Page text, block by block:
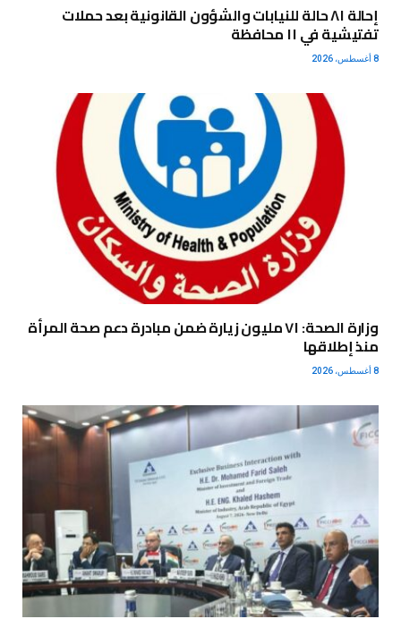
إحالة ٨١ حالة للنيابات والشؤون القانونية بعد حملات
تفتيشية في ١١ محافظة
8 أغسطس، 2026
وزارة الصحة: ٧١ مليون زيارة ضمن مبادرة دعم صحة المرأة
منذ إطلاقها
8 أغسطس، 2026